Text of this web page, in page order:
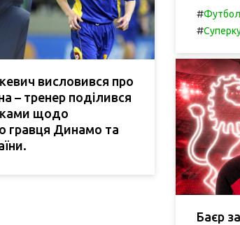
висловився про
– тренер поділився
щодо
гравця Динамо та
#
#
Баєр